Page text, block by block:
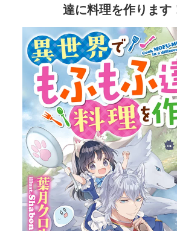
達に料理を作ります